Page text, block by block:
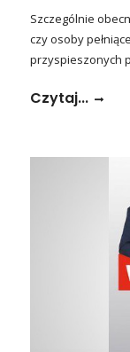
Szczególnie
czy osoby
przyspieszonych
Czytaj...